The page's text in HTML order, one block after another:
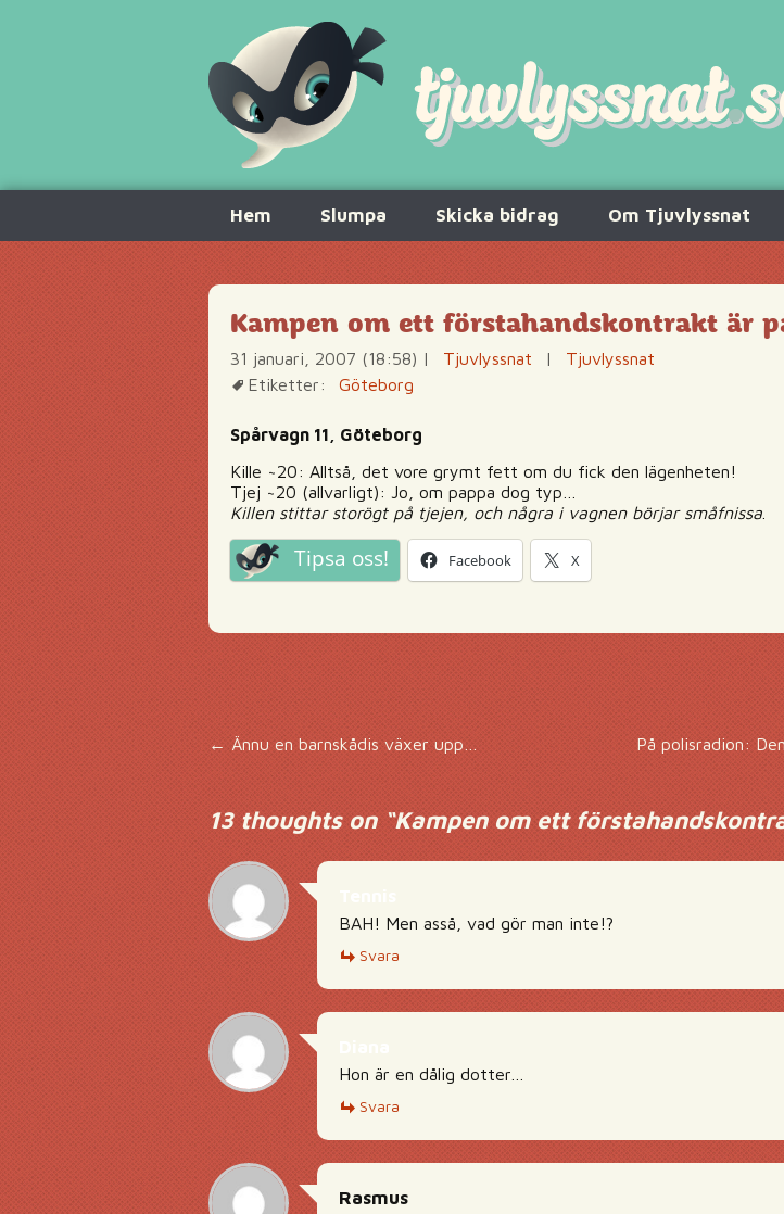
innehåll
Hem Slumpa Skicka bidrag Om Tjuvlyssnat
Kampen om ett förstahandskontrakt är
31 januari, 2007 (18:58) | Tjuvlyssnat |
Tjuvlyssnat
Etiketter:
Göteborg
Spårvagn 11, Göteborg
Kille ~20: Alltså, det vore grymt fett om du fick den lägenheten!
Tjej ~20 (allvarligt): Jo, om pappa dog typ…
Killen stittar storögt på tjejen, och några i vagnen börjar småfnissa
Tipsa oss! Facebook X
Inläggsnavigering
←Ännu en barnskådis växer upp… På polisradion:
13 thoughts on “Kampen om ett
BAH! Men asså, vad gör man inte!?
Svara
Hon är en dålig dotter…
Svara
Rasmus